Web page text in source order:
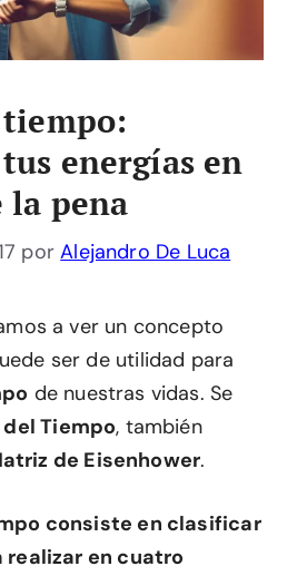
energías en
la pena
porAlejandro De Luca
a ver un concepto
ser de utilidad para
de nuestras vidas. Se
Tiempo, también
de Eisenhower.
consiste en clasificar
en cuatro